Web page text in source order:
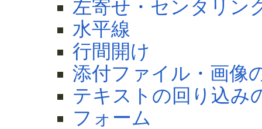
左寄せ・センタリン
水平線
行間開け
添付ファイル・画像
テキストの回り込み
フォーム